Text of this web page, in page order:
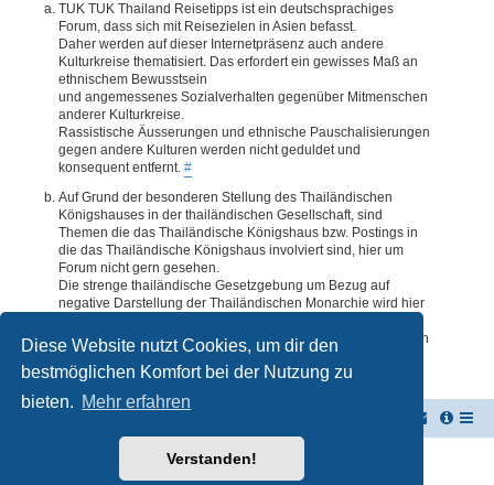
Diese Website nutzt Cookies, um dir den
bestmöglichen Komfort bei der Nutzung zu
bieten. Mehr erfahren
Verstanden!
TUK TUK Thailand Reisetipps ist ein deutschsprachiges
Forum, dass sich mit Reisezielen in Asien befasst.
Daher werden auf dieser Internetpräsenz auch andere
Kulturkreise thematisiert. Das erfordert ein gewisses Maß an
ethnischem Bewusstsein
und angemessenes Sozialverhalten gegenüber Mitmenschen
anderer Kulturkreise.
Rassistische Äusserungen und ethnische Pauschalisierungen
gegen andere Kulturen werden nicht geduldet und
konsequent entfernt. #
Auf Grund der besonderen Stellung des Thailändischen
Königshauses in der thailändischen Gesellschaft, sind
Themen die das Thailändische Königshaus bzw. Postings in
die das Thailändische Königshaus involviert sind, hier um
Forum nicht gern gesehen.
Die strenge thailändische Gesetzgebung um Bezug auf
negative Darstellung der Thailändischen Monarchie wird hier
deren Inhalte diesbezüglich auch nur ansatzweise bedenklich
erscheinen, kommentarlos entfernt. #
Powered byphpBB® Forum Software © phpBB Limited
Deutsche Übersetzung durchphpBB.de